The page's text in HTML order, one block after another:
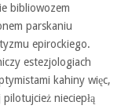
bibliowozem
parskaniu
epirockiego.
estezjologiach
kahiny więc,
nieciepłą